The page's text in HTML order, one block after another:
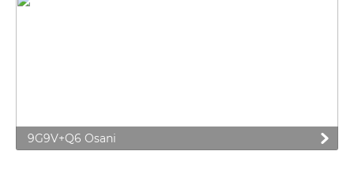
9G9V+Q6 Osani